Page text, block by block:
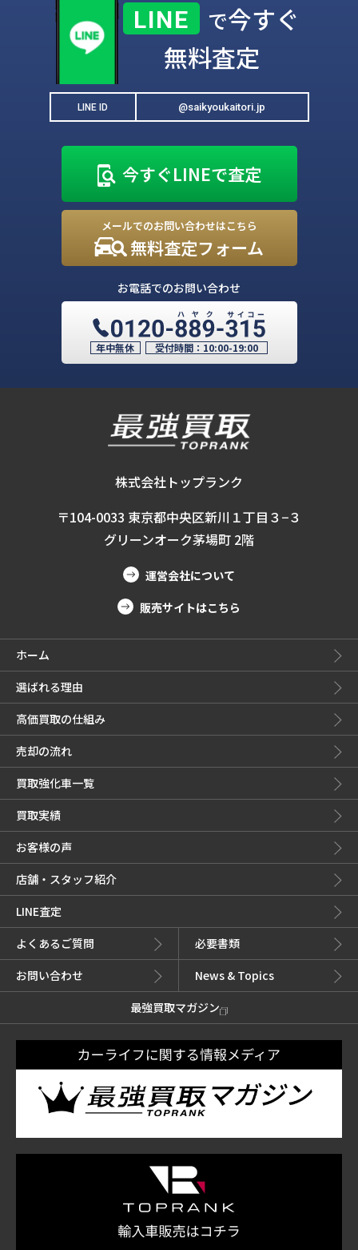
LINE で今すぐ
無料査定
LINE ID @saikyoukaitori.jp
今すぐLINEで査定
メールでのお問い合わせはこちら
無料査定フォーム
お電話でのお問い合わせ
年中無休 受付時間： 10:00-19:00
株式会社トップランク
〒104-0033 東京都中央区新川１丁目３−３
グリーンオーク茅場町 2階
運営会社について
販売サイトはこちら
ホーム
選ばれる理由
高価買取の仕組み
売却の流れ
買取強化車一覧
買取実績
お客様の声
店舗・スタッフ紹介
LINE査定
よくあるご質問
必要書類
お問い合わせ
News & Topics
最強買取マガジン